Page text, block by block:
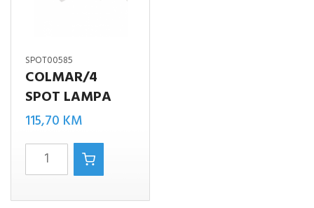
SPOT00585
COLMAR/4
SPOT LAMPA
115,70 KM
COLMAR/4
SPOT
LAMPA